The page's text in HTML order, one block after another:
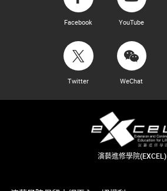
Facebook YouTube
Twitter WeChat
演藝進修學院(EXCEL)